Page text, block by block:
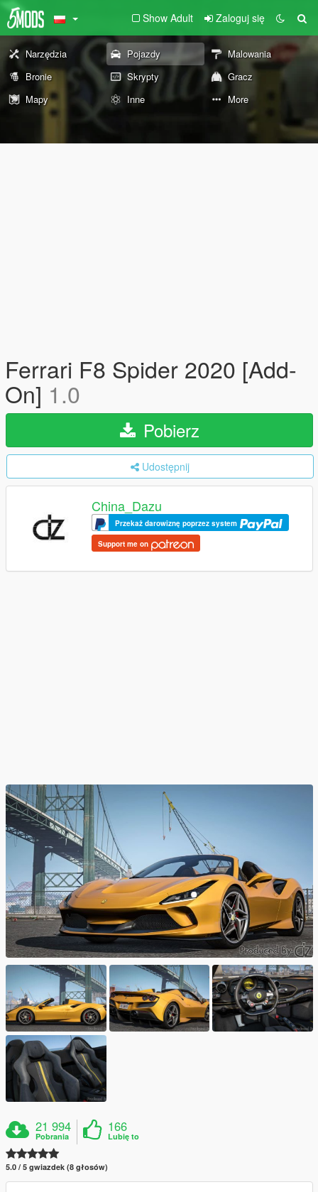
Show Adult Zaloguj się
Narzędzia Pojazdy
Malowania
Bronie
Skrypty
Gracz
Mapy
Inne More
Ferrari F8 Spider 2020 [Add-
On] 1.0
Pobierz
Udostępnij
China_Dazu
Przekaż darowiznę poprzez system
Support me on
21 994
Pobrania
166
Lubię to
5.0 / 5 gwiazdek (8 głosów)